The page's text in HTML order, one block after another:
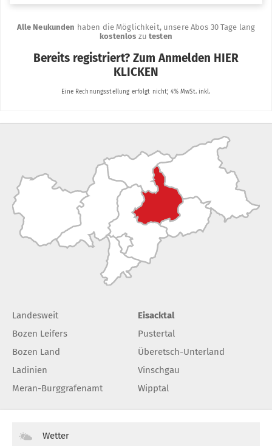
Landesweit
Bozen Leifers
Bozen Land
Ladinien
Meran-Burggrafenamt
Eisacktal
Pustertal
Überetsch-Unterland
Vinschgau
Wipptal
Wetter